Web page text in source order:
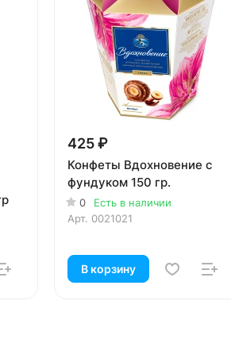
425 ₽
Конфеты Вдохновение с
фундуком 150 гр.
0
Есть в наличии
Арт. 0021021
В корзину